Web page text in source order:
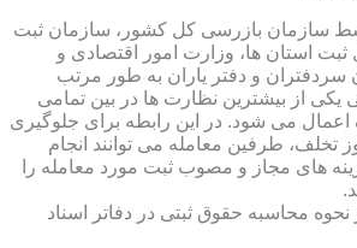
سازمان بازرسی کل کشور، سازمان ثبت
ثبت استان ها، وزارت امور اقتصادی و
سردفتران و دفتر یاران به طور مرتب
از بیشترین نظارت ها در بین تمامی
اعمال می شود. در این رابطه برای جلوگیری
تخلف، طرفین معامله می توانند انجام
های مجاز و مصوب ثبت مورد معامله را
محاسبه حقوق ثبتی در دفاتر اسناد